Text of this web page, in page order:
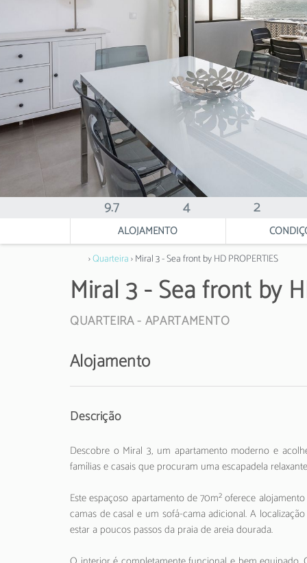
9.7 4 2
ALOJAMENTO
›Quarteira› Miral 3 - Sea front by HD PROPERTIES
Miral 3 - Sea front by
QUARTEIRA - APARTAMENTO
Alojamento
Descrição
Descobre o Miral 3, um apartamento moderno e
famílias e casais que procuram uma escapadela
Este espaçoso apartamento de 70m² oferece
camas de casal e um sofá-cama adicional. A
estar a poucos passos da praia de areia dourada.